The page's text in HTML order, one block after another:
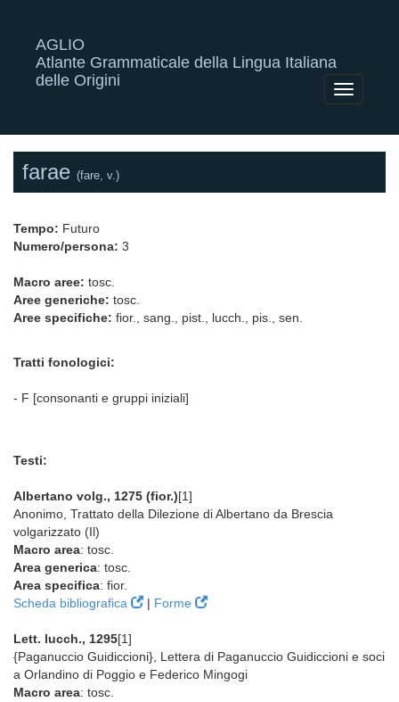
AGLIO
Atlante Grammaticale della Lingua Italiana
delle Origini
Toggle
farae (fare, v.)
Tempo: Futuro
Numero/persona: 3
Macro aree: tosc.
Aree generiche: tosc.
Aree specifiche: fior., sang., pist., lucch., pis., sen.
Tratti fonologici:
- F [consonanti e gruppi iniziali]
Testi:
Albertano volg., 1275 (fior.)[1]
Anonimo, Trattato della Dilezione di Albertano da Brescia
volgarizzato (Il)
Macro area: tosc.
Area generica: tosc.
Area specifica: fior.
Scheda bibliografica
| Forme
Lett. lucch., 1295[1]
{Paganuccio Guidiccioni}, Lettera di Paganuccio Guidiccioni e soci
a Orlandino di Poggio e Federico Mingogi
Macro area: tosc.